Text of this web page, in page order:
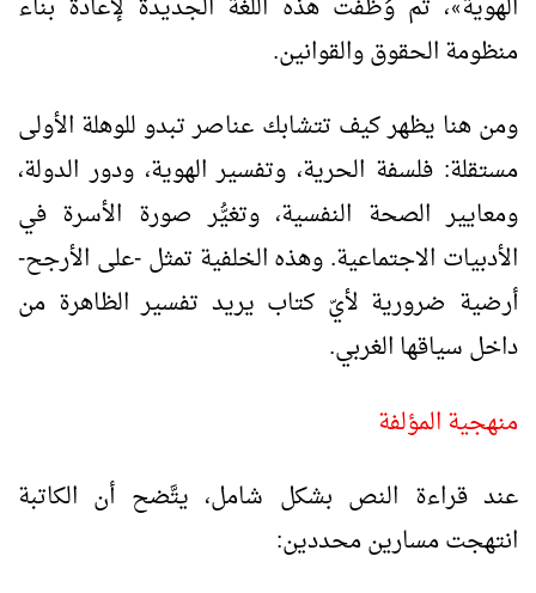
»
منظومة الحقوق والقوانين.
ومن هنا يظهر كيف تتشابك عناصر تبدو للوهلة الأولى
مستقلة: فلسفة الحرية، وتفسير الهوية، ودور الدولة،
ومعايير الصحة النفسية، وتغيُّر صورة الأسرة في
الأدبيات الاجتماعية. وهذه الخلفية تمثل -على الأرجح-
أرضية ضرورية لأيّ كتاب يريد تفسير الظاهرة من
داخل سياقها الغربي.
منهجية المؤلفة
عند قراءة النص بشكل شامل، يتَّضح أن الكاتبة
انتهجت مسارين محددين: